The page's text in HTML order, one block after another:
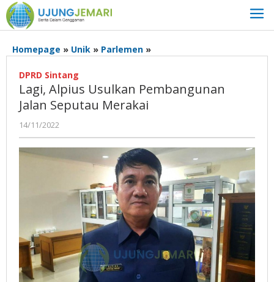
Lewati
ke
konten
Homepage » Unik » Parlemen »Lagi,
Pembangunan
DPRD Sintang
Lagi, Alpius Usulkan Pembangunan
Jalan Seputau Merakai
14/11/2022
Admin
Ujung
Jemari